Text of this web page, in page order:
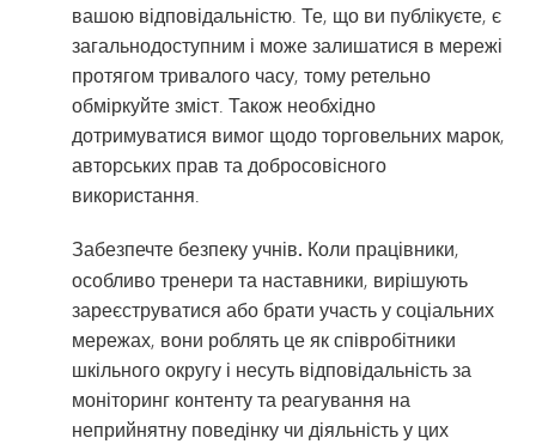
вашою відповідальністю. Те, що ви публікуєте, є
загальнодоступним і може залишатися в мережі
протягом тривалого часу, тому ретельно
обміркуйте зміст. Також необхідно
дотримуватися вимог щодо торговельних марок,
авторських прав та добросовісного
використання.
Забезпечте безпеку учнів. Коли працівники,
особливо тренери та наставники, вирішують
зареєструватися або брати участь у соціальних
мережах, вони роблять це як співробітники
шкільного округу і несуть відповідальність за
моніторинг контенту та реагування на
неприйнятну поведінку чи діяльність у цих